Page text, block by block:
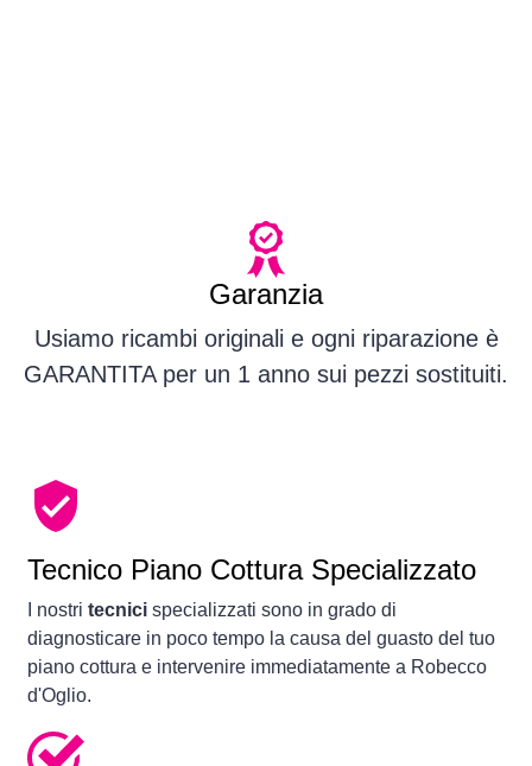
Garanzia
Usiamo ricambi originali e ogni riparazione è
GARANTITA per un 1 anno sui pezzi sostituiti.
Tecnico Piano Cottura Specializzato
I nostri tecnici specializzati sono in grado di
diagnosticare in poco tempo la causa del guasto del tuo
piano cottura e intervenire immediatamente a Robecco
d'Oglio.